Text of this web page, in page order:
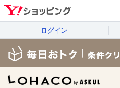
ログイン